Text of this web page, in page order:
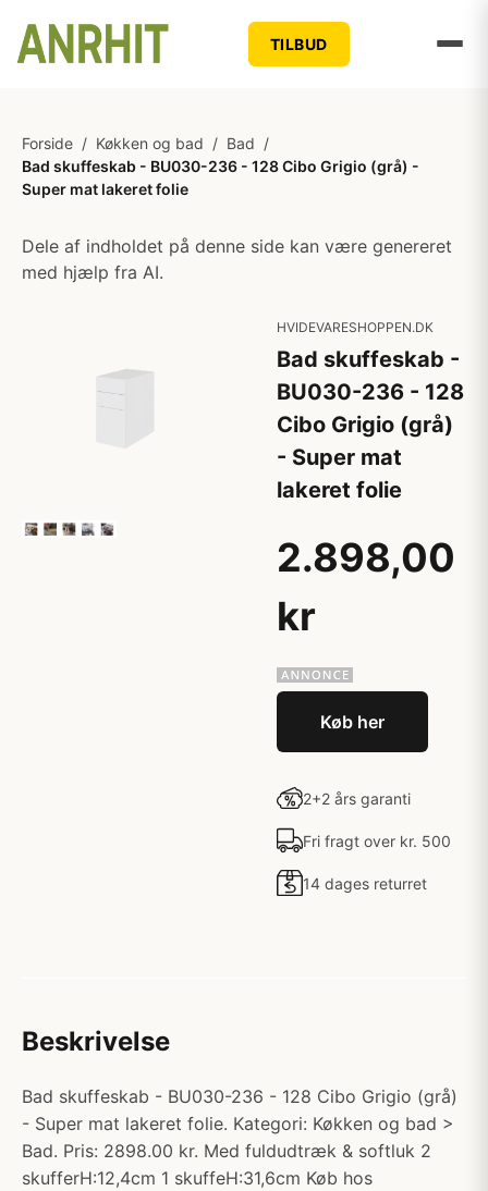
TILBUD
Forside / Køkken og bad / Bad /
Bad skuffeskab - BU030-236 - 128 Cibo Grigio (grå) -
Super mat lakeret folie
Dele af indholdet på denne side kan være genereret
med hjælp fra AI.
HVIDEVARESHOPPEN.DK
Bad skuffeskab -
BU030-236 - 128
Cibo Grigio (grå)
- Super mat
lakeret folie
2.898,00
kr
Køb her
2+2 års garanti
Fri fragt over kr. 500
14 dages returret
Beskrivelse
Bad skuffeskab - BU030-236 - 128 Cibo Grigio (grå)
- Super mat lakeret folie. Kategori: Køkken og bad >
Bad. Pris: 2898.00 kr. Med fuldudtræk & softluk 2
skufferH:12,4cm 1 skuffeH:31,6cm Køb hos